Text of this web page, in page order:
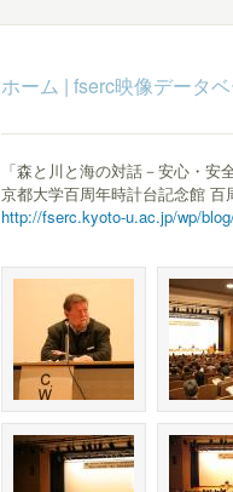
ホーム | fserc映像データ
「森と川と海の対話－安心・安
京都大学百周年時計台記念館 百
http://fserc.kyoto-u.ac.jp/wp/